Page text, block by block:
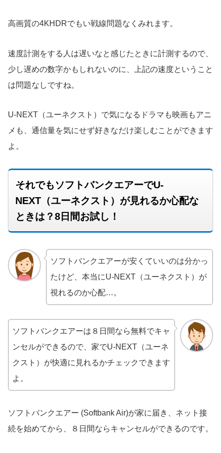
高画質の4KHDRでもい戦線問題なくみれます。
速度計測をする人は遅いなと感じたときに計測するので、
少し遅めの数字かもしれないのに、上記の速度ということ
は問題なしですね。
U-NEXT（ユーネクスト）で気になるドラマも映画もアニ
メも、通信量を気にせず好きなだけ楽しむことができます
よ。
それでもソフトバンクエアーでU-
NEXT（ユーネクスト）が見れるか心配な
ときは？8日間お試し！
ソフトバンクエアーが安くていいのは分かっ
たけど、本当にU-NEXT（ユーネクスト）が
視れるのか心配…。
ソフトバンクエアーは８日間なら無料でキャ
ンセルができるので、家でU-NEXT（ユーネ
クスト）が快適に見れるかチェックできます
よ。
ソフトバンクエアー (Softbank Air)が家に届き、ネット接
続を始めてから、８日間ならキャンセルができるのです。